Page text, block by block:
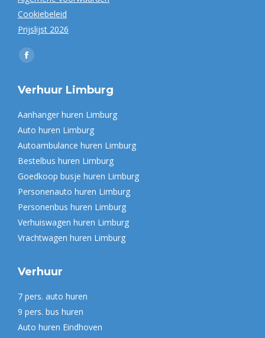
Cookiebeleid
Prijslijst 2026
Vind ons op:
Facebook
opens
Verhuur Limburg
Aanhanger huren Limburg
Auto huren Limburg
Autoambulance huren Limburg
Bestelbus huren Limburg
Goedkoop busje huren Limburg
Personenauto huren Limburg
Personenbus huren Limburg
Verhuiswagen huren Limburg
Vrachtwagen huren Limburg
Verhuur
7 pers. auto huren
9 pers. bus huren
Auto huren Eindhoven